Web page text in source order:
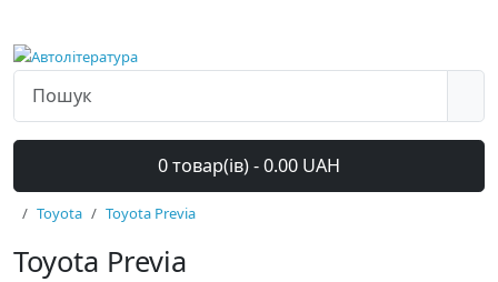
0 товар(ів) - 0.00 UAH
Toyota Toyota Previa
Toyota Previa